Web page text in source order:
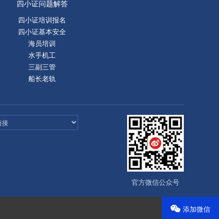
四小证问题解答
四小证培训报名
四小证基本安全
海员培训
水手机工
三副三管
船长老轨
官方微信公众号
添加微信